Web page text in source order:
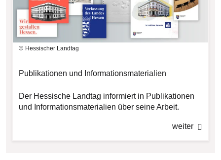
Hessischer Landtag
Publikationen und Informationsmaterialien
Der Hessische Landtag informiert in Publikationen
und Informationsmaterialien über seine Arbeit.
weiter